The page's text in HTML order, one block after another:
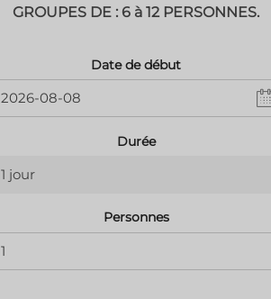
GROUPES DE : 6 à 12 PERSONNES.
Date de début
Durée
1 jour
Personnes